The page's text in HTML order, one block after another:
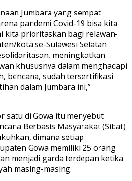
Jumbara yang sempat
pandemi Covid-19 bisa kita
kita prioritaskan bagi relawan-
kota se-Sulawesi Selatan
meningkatkan
khususnya dalam menghadapi
bencana, sudah tersertifikasi
dalam Jumbara ini,”
satu di Gowa itu menyebut
Berbasis Masyarakat (Sibat)
dimana setiap
Gowa memiliki 25 orang
menjadi garda terdepan ketika
masing-masing.